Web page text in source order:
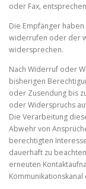
oder Fax,
Die Empfänger
widerrufen oder der
widersprechen.
Nach Widerruf oder
bisherigen
oder Zusendung bis
oder Widerspruchs
Die Verarbeitung
Abwehr von
berechtigten
dauerhaft zu
erneuten